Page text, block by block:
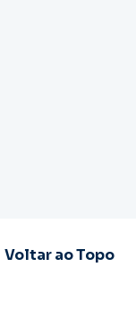
Voltar ao Topo